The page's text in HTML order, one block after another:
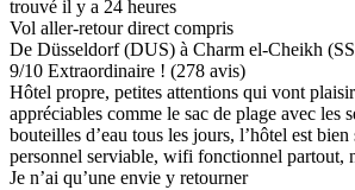
trouvé il y a 24 heures
Vol aller-retour direct compris
De Düsseldorf (DUS) à Charm el-Cheikh
9/10 Extraordinaire ! (278 avis)
Hôtel propre, petites attentions qui vont
appréciables comme le sac de plage avec les
bouteilles d’eau tous les jours, l’hôtel est
personnel serviable, wifi fonctionnel partout,
Je n’ai qu’une envie y retourner